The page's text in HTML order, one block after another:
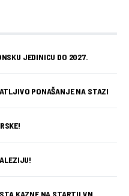
JEDINICU DO 2027.
PONAŠANJE NA STAZI
KAZNE NA STARTU VN